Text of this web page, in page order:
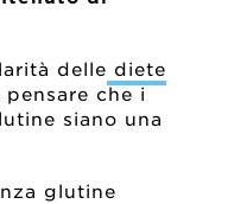
delle diete
che i
siano una
glutine